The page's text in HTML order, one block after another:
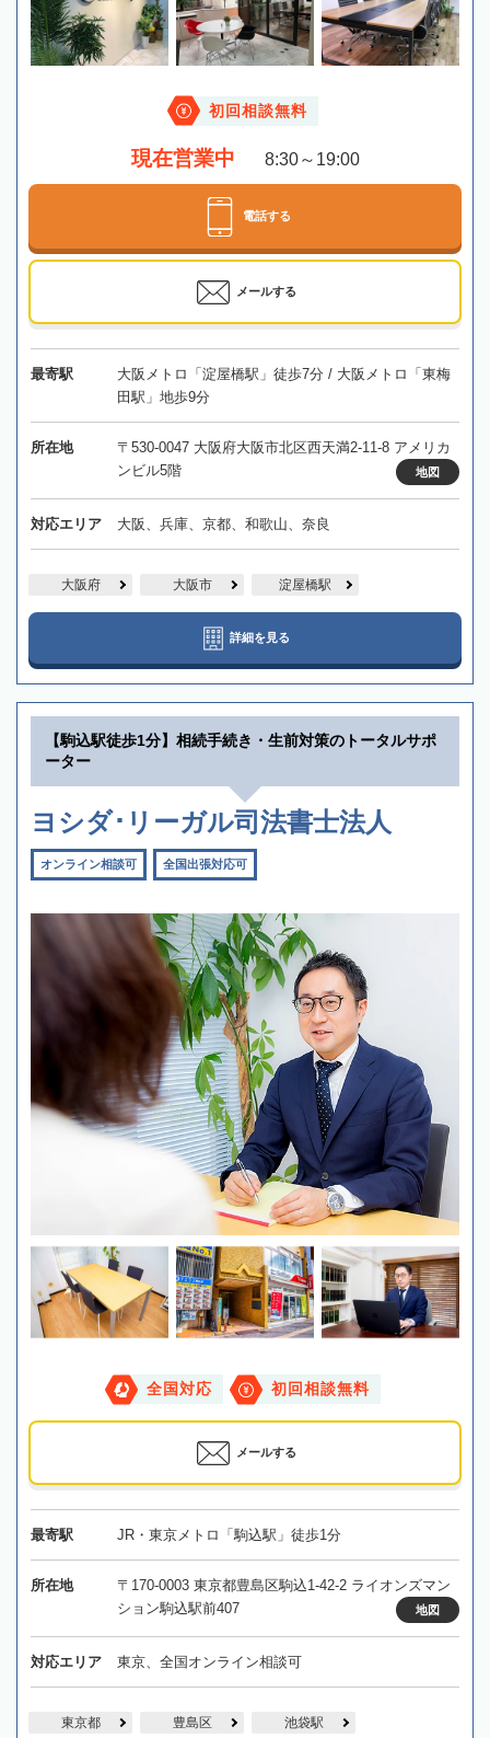
初回相談無料
現在営業中 8:30～19:00
電話する
メールする
最寄駅
大阪メトロ「淀屋橋駅」徒歩7分 / 大阪メトロ「東梅
田駅」地歩9分
所在地
〒530-0047 大阪府大阪市北区西天満2-11-8 アメリカ
ンビル5階
地図
対応エリア 大阪、兵庫、京都、和歌山、奈良
大阪府 大阪市 淀屋橋駅
詳細を見る
【駒込駅徒歩1分】相続手続き・生前対策のトータルサポ
ーター
ヨシダ･リーガル司法書士法人
オンライン相談可 全国出張対応可
全国対応 初回相談無料
メールする
最寄駅 JR・東京メトロ「駒込駅」徒歩1分
所在地
〒170-0003 東京都豊島区駒込1-42-2 ライオンズマン
ション駒込駅前407
地図
対応エリア 東京、全国オンライン相談可
東京都 豊島区 池袋駅